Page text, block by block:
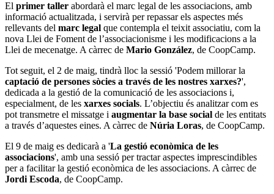
El primer taller abordarà el marc legal de les associacions, amb
informació actualitzada, i servirà per repassar els aspectes més
rellevants del marc legal que contempla el teixit associatiu, com la
nova Llei de Foment de l’associacionisme i les modificacions a la
Llei de mecenatge. A càrrec de Mario González, de CoopCamp.
Tot seguit, el 2 de maig, tindrà lloc la sessió 'Podem millorar la
captació de persones sòcies a través de les nostres xarxes?',
dedicada a la gestió de la comunicació de les associacions i,
especialment, de les xarxes socials. L’objectiu és analitzar com es
pot transmetre el missatge i augmentar la base social de les entitats
a través d’aquestes eines. A càrrec de Núria Loras, de CoopCamp.
El 9 de maig es dedicarà a 'La gestió econòmica de les
associacions', amb una sessió per tractar aspectes imprescindibles
per a facilitar la gestió econòmica de les associacions. A càrrec de
Jordi Escoda, de CoopCamp.